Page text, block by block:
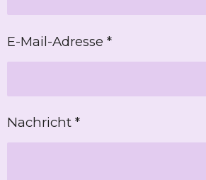
E-Mail-Adresse *
Nachricht *